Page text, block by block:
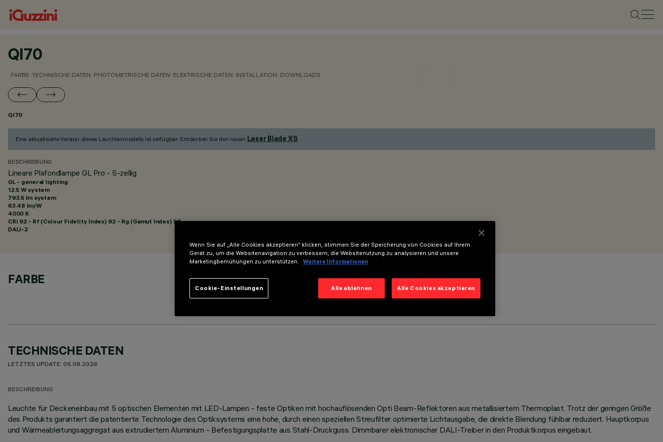
QI70
FARBE TECHNISCHE DATEN PHOTOMETRISCHE DATEN ELEKTRISCHE DATEN INSTALLATION DOWNLOADS
QI70
Eine aktualisierte Version dieses Leuchtenmodells ist verfügbar: Entdecken Sie den neuen Laser Blade XS.
BESCHREIBUNG
Lineare Plafondlampe GL Pro - 5-zellig
GL - general lighting
12.5 W system
793.5 lm system
63.48 lm/W
4000 K
CRI 92 - Rf (Colour Fidelity Index) 92 - Rg (Gamut Index) 98
DALI-2
FARBE
TECHNISCHE DATEN
LETZTES UPDATE: 05.08.2026
BESCHREIBUNG
Leuchte für Deckeneinbau mit 5 optischen Elementen mit LED-Lampen - feste Optiken mit hochauflösenden Opti Beam-Reflektoren aus metallisiertem Thermoplast. Trotz der geringen Größe
des Produkts garantiert die patentierte Technologie des Optiksystems eine hohe, durch einen speziellen Streufilter optimierte Lichtausgabe, die direkte Blendung fühlbar reduziert. Hauptkorpus
und Wärmeableitungsaggregat aus extrudiertem Aluminium - Befestigungsplatte aus Stahl-Druckguss. Dimmbarer elektronischer DALI-Treiber in den Produktkorpus eingebaut.
Wenn Sie auf „Alle Cookies akzeptieren“ klicken, stimmen Sie der Speicherung von Cookies auf Ihrem
Gerät zu, um die Websitenavigation zu verbessern, die Websitenutzung zu analysieren und unsere
Marketingbemühungen zu unterstützen.
Weitere Informationen
Alle ablehnen Alle Cookies akzeptieren
Cookie-Einstellungen